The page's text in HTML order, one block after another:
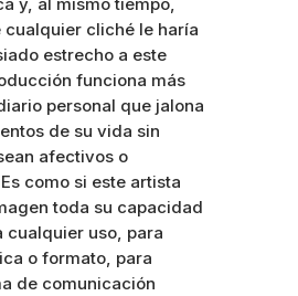
cualquier cliché le haría
estrecho a este
funciona más
personal que jalona
de su vida sin
afectivos o
como si este artista
toda su capacidad
cualquier uso, para
o formato, para
de comunicación